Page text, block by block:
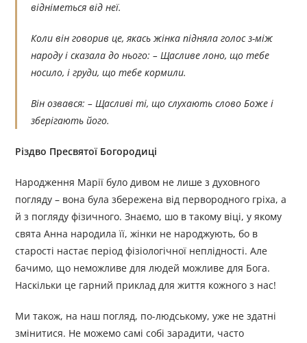
відніметься від неї.
Коли він говорив це, якась жінка підняла голос з-між
народу і сказала до нього: – Щасливе лоно, що тебе
носило, і груди, що тебе кормили.
Він озвався: – Щасливі ті, що слухають слово Боже і
зберігають його.
Різдво Пресвятої Богородиці
Народження Марії було дивом не лише з духовного
погляду – вона була збережена від первородного гріха, а
й з погляду фізичного. Знаємо, шо в такому віці, у якому
свята Анна народила її, жінки не народжують, бо в
старості настає період фізіологічної неплідності. Але
бачимо, що неможливе для людей можливе для Бога.
Наскільки це гарний приклад для життя кожного з нас!
Ми також, на наш погляд, по-людському, уже не здатні
змінитися. Не можемо самі собі зарадити, часто